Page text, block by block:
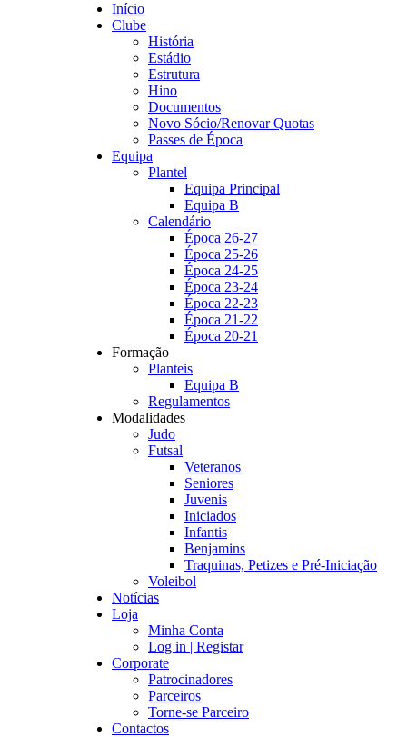
Início
Clube
História
Estádio
Estrutura
Hino
Documentos
Novo Sócio/Renovar Quotas
Passes de Época
Equipa
Plantel
Equipa Principal
Equipa B
Calendário
Época 26-27
Época 25-26
Época 24-25
Época 23-24
Época 22-23
Época 21-22
Época 20-21
Formação
Planteis
Equipa B
Regulamentos
Modalidades
Judo
Futsal
Veteranos
Seniores
Juvenis
Iniciados
Infantis
Benjamins
Traquinas, Petizes e Pré-Iniciação
Voleibol
Notícias
Loja
Minha Conta
Log in | Registar
Corporate
Patrocinadores
Parceiros
Torne-se Parceiro
Contactos